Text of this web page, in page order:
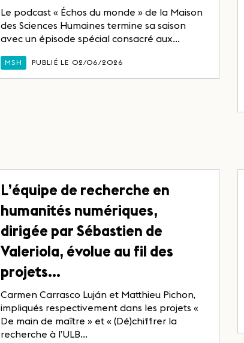
Le podcast « Échos du monde » de la Maison
des Sciences Humaines termine sa saison
avec un épisode spécial consacré aux...
MSH PUBLIÉ LE 02/06/2026
L’équipe de recherche en
humanités numériques,
dirigée par Sébastien de
Valeriola, évolue au fil des
projets…
Carmen Carrasco Luján et Matthieu Pichon,
impliqués respectivement dans les projets «
De main de maître » et « (Dé)chiffrer la
recherche à l’ULB...